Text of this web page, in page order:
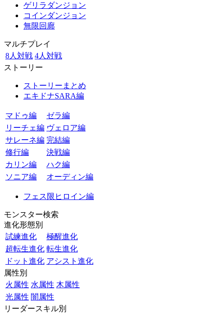
ゲリラダンジョン
コインダンジョン
無限回廊
マルチプレイ
8人対戦 4人対戦
ストーリー
ストーリーまとめ
エキドナSARA編
マドゥ編
ゼラ編
リーチェ編 ヴェロア編
サレーネ編 完結編
修行編
決戦編
カリン編
ハク編
ソニア編
オーディン編
フェス限ヒロイン編
モンスター検索
進化形態別
試練進化
極醒進化
超転生進化 転生進化
ドット進化 アシスト進化
属性別
火属性 水属性 木属性
光属性 闇属性
リーダースキル別